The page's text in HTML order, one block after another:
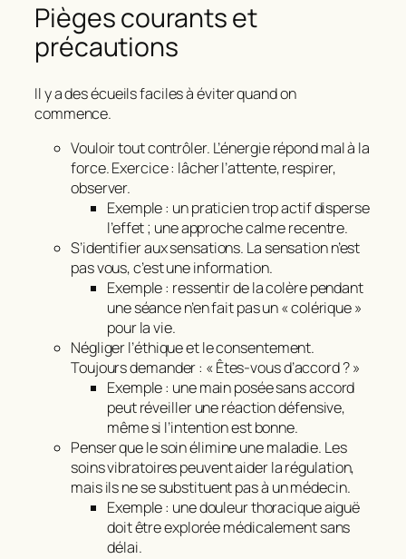
Pièges courants et
précautions
Il y a des écueils faciles à éviter quand on
commence.
Vouloir tout contrôler. L’énergie répond mal à la
force. Exercice : lâcher l’attente, respirer,
observer.
Exemple : un praticien trop actif disperse
l’effet ; une approche calme recentre.
S’identifier aux sensations. La sensation n’est
pas vous, c’est une information.
Exemple : ressentir de la colère pendant
une séance n’en fait pas un « colérique »
pour la vie.
Négliger l’éthique et le consentement.
Toujours demander : « Êtes‑vous d’accord ? »
Exemple : une main posée sans accord
peut réveiller une réaction défensive,
même si l’intention est bonne.
Penser que le soin élimine une maladie. Les
soins vibratoires peuvent aider la régulation,
mais ils ne se substituent pas à un médecin.
Exemple : une douleur thoracique aiguë
doit être explorée médicalement sans
délai.